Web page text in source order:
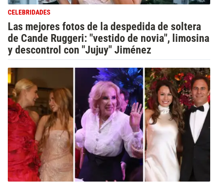
CELEBRIDADES
Las mejores fotos de la despedida de soltera
de Cande Ruggeri: "vestido de novia", limosina
y descontrol con "Jujuy" Jiménez